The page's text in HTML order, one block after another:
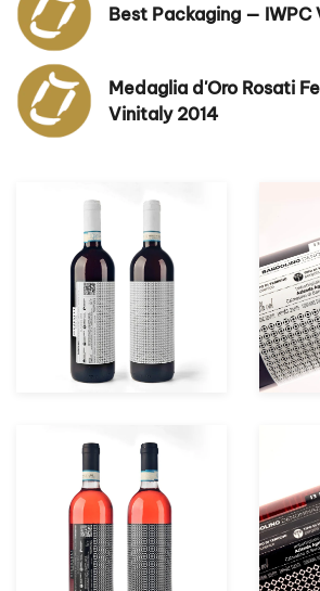
Best Packaging — IWPC
Medaglia d'Oro Rosati
Vinitaly 2014
zoom +
zoom +